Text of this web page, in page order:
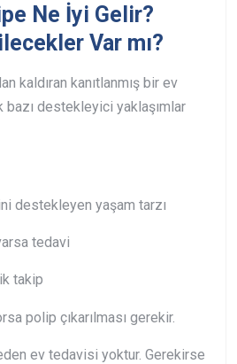
Ne İyi Gelir?
Var mı?
kaldıran kanıtlanmış bir ev
bazı destekleyici yaklaşımlar
destekleyen yaşam tarzı
tedavi
takip
polip çıkarılması gerekir.
ev tedavisi yoktur. Gerekirse